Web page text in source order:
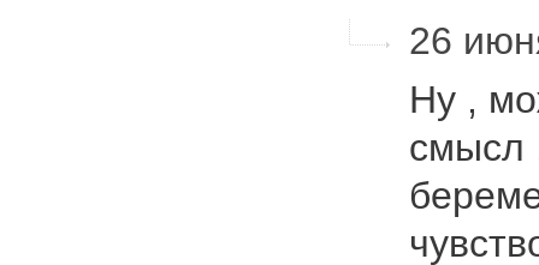
26
Ну ,
смысл